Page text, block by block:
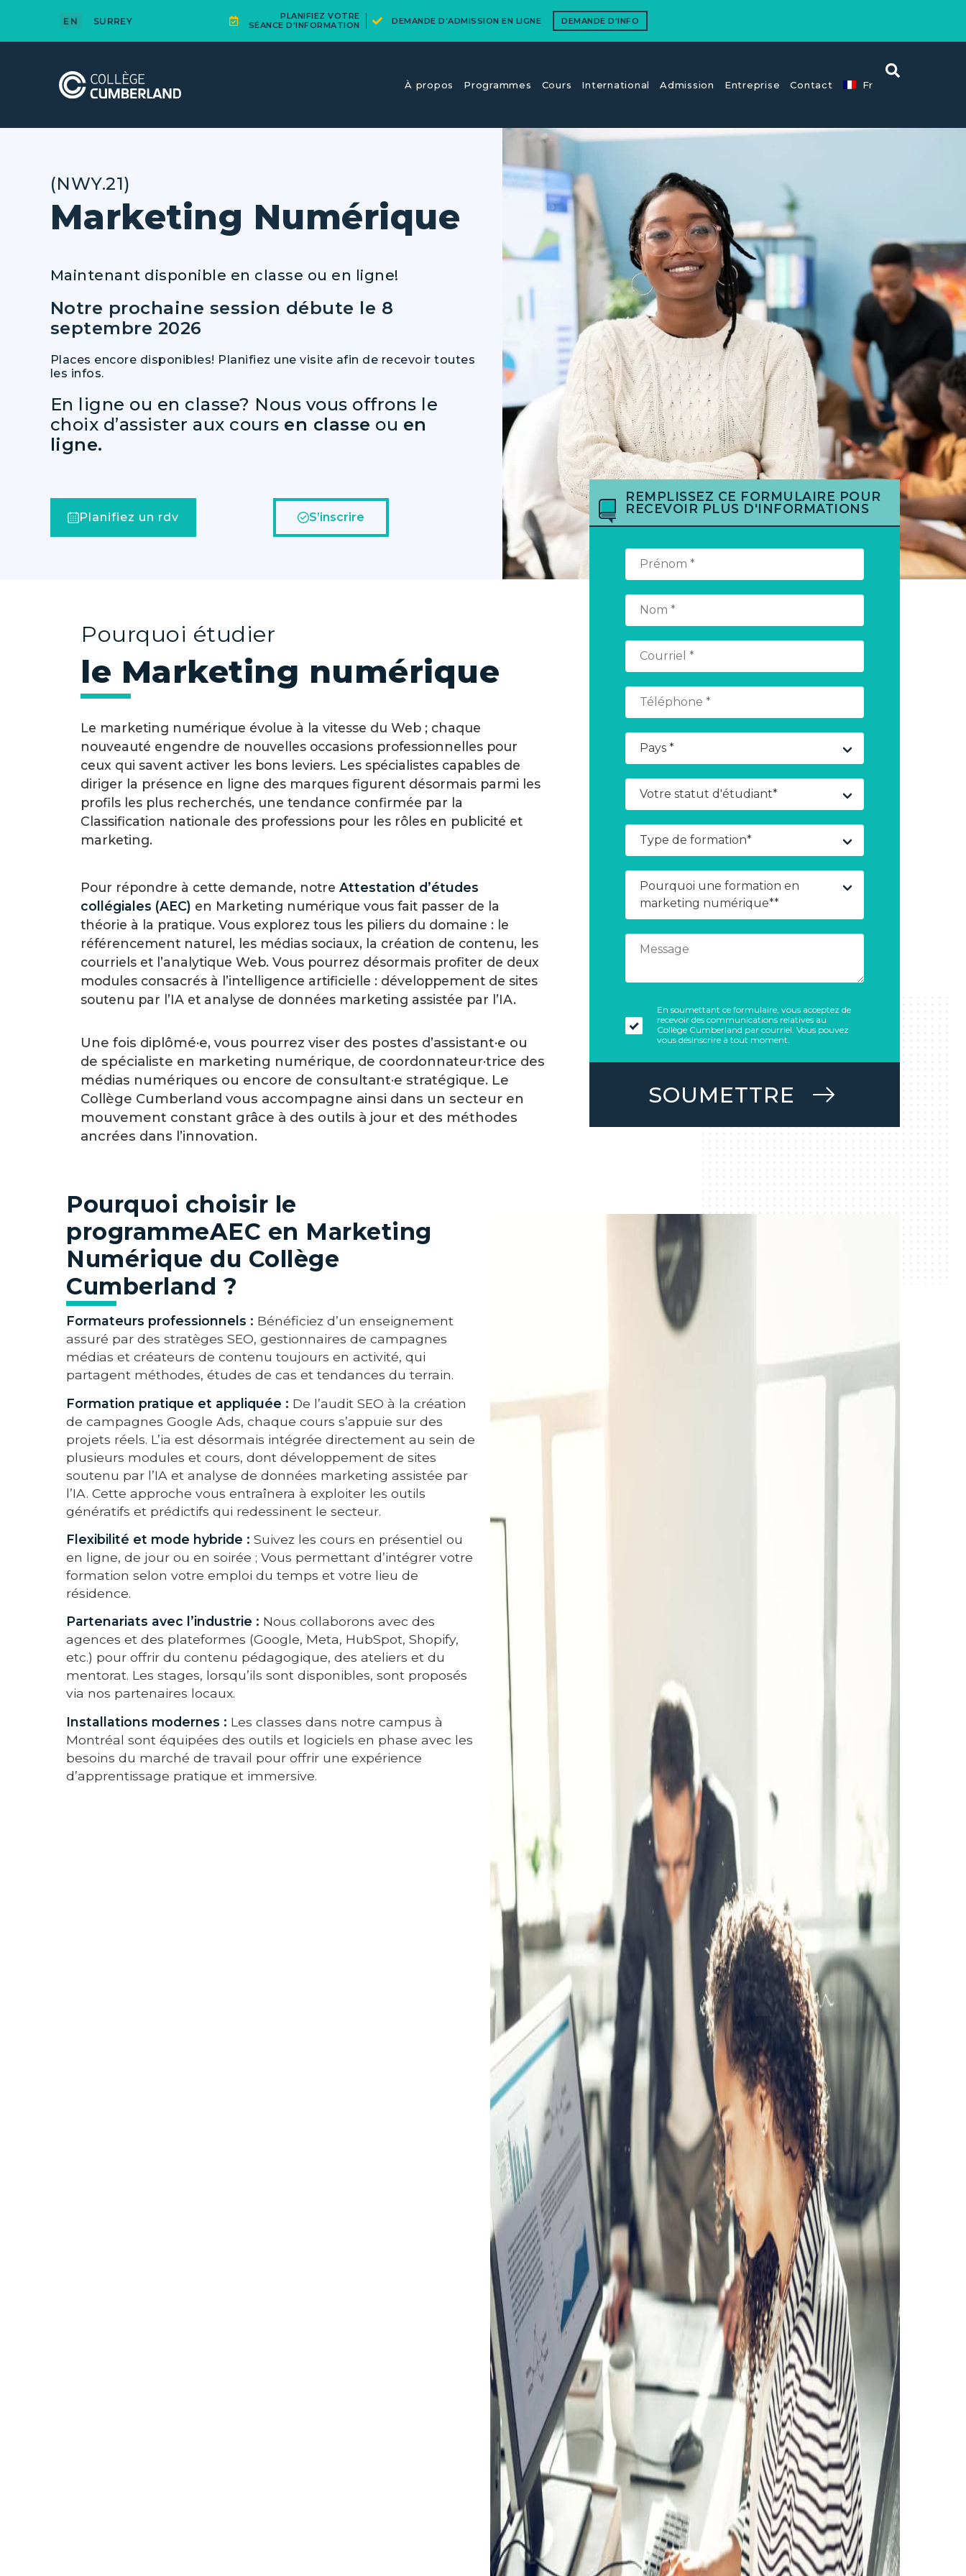
EN SURREY
PLANIFIEZ VOTRE
SÉANCE D'INFORMATION
DEMANDE D'ADMISSION EN LIGNE DEMANDE D'INFO
À propos Programmes Cours​ International Admission Entreprise Contact Fr
(NWY.21)
Marketing Numérique
Maintenant disponible en classe ou en ligne!
Notre prochaine session débute le 8
septembre 2026
Places encore disponibles! Planifiez une visite afin de recevoir toutes
les infos.
En ligne ou en classe? Nous vous offrons le
choix d’assister aux cours en classe ou en
ligne.
Planifiez un rdv S’inscrire
Pourquoi étudier
le Marketing numérique
Le marketing numérique évolue à la vitesse du Web ; chaque
nouveauté engendre de nouvelles occasions professionnelles pour
ceux qui savent activer les bons leviers. Les spécialistes capables de
diriger la présence en ligne des marques figurent désormais parmi les
profils les plus recherchés, une tendance confirmée par la
Classification nationale des professions pour les rôles en publicité et
marketing.
Pour répondre à cette demande, notre Attestation d’études
collégiales (AEC) en Marketing numérique vous fait passer de la
théorie à la pratique. Vous explorez tous les piliers du domaine : le
référencement naturel, les médias sociaux, la création de contenu, les
courriels et l’analytique Web. Vous pourrez désormais profiter de deux
modules consacrés à l’intelligence artificielle : développement de sites
soutenu par l’IA et analyse de données marketing assistée par l’IA.
Une fois diplômé·e, vous pourrez viser des postes d’assistant·e ou
de spécialiste en marketing numérique, de coordonnateur·trice des
médias numériques ou encore de consultant·e stratégique. Le
Collège Cumberland vous accompagne ainsi dans un secteur en
mouvement constant grâce à des outils à jour et des méthodes
ancrées dans l’innovation.
REMPLISSEZ CE FORMULAIRE POUR
RECEVOIR PLUS D'INFORMATIONS
En soumettant ce formulaire, vous acceptez de
recevoir des communications relatives au
Collège Cumberland par courriel. Vous pouvez
vous désinscrire à tout moment.
SOUMETTRE
Pourquoi choisir le
programmeAEC en Marketing
Numérique du Collège
Cumberland ?
Formateurs professionnels : Bénéficiez d’un enseignement
assuré par des stratèges SEO, gestionnaires de campagnes
médias et créateurs de contenu toujours en activité, qui
partagent méthodes, études de cas et tendances du terrain.
Formation pratique et appliquée : De l’audit SEO à la création
de campagnes Google Ads, chaque cours s’appuie sur des
projets réels. L’ia est désormais intégrée directement au sein de
plusieurs modules et cours, dont développement de sites
soutenu par l’IA et analyse de données marketing assistée par
l’IA. Cette approche vous entraînera à exploiter les outils
génératifs et prédictifs qui redessinent le secteur.
Flexibilité et mode hybride : Suivez les cours en présentiel ou
en ligne, de jour ou en soirée ; Vous permettant d’intégrer votre
formation selon votre emploi du temps et votre lieu de
résidence.
Partenariats avec l’industrie : Nous collaborons avec des
agences et des plateformes (Google, Meta, HubSpot, Shopify,
etc.) pour offrir du contenu pédagogique, des ateliers et du
mentorat. Les stages, lorsqu’ils sont disponibles, sont proposés
via nos partenaires locaux.
Installations modernes : Les classes dans notre campus à
Montréal sont équipées des outils et logiciels en phase avec les
besoins du marché de travail pour offrir une expérience
d’apprentissage pratique et immersive.